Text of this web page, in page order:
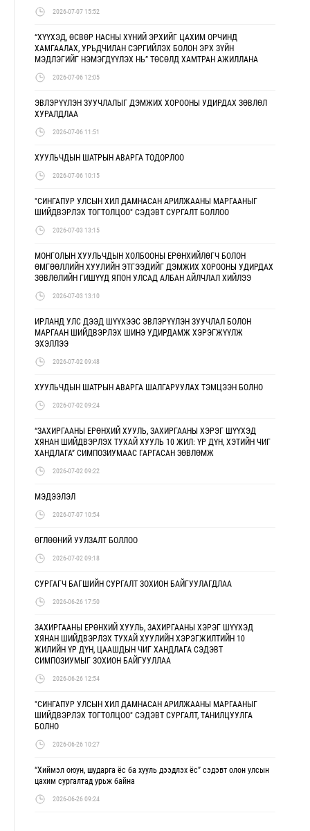
2026-07-07 15:52
“ХҮҮХЭД, ӨСВӨР НАСНЫ ХҮНИЙ ЭРХИЙГ ЦАХИМ ОРЧИНД
ХАМГААЛАХ, УРЬДЧИЛАН СЭРГИЙЛЭХ БОЛОН ЭРХ ЗҮЙН
МЭДЛЭГИЙГ НЭМЭГДҮҮЛЭХ НЬ” ТӨСӨЛД ХАМТРАН АЖИЛЛАНА
2026-07-06 12:05
ЭВЛЭРҮҮЛЭН ЗУУЧЛАЛЫГ ДЭМЖИХ ХОРООНЫ УДИРДАХ ЗӨВЛӨЛ
ХУРАЛДЛАА
2026-07-06 11:51
ХУУЛЬЧДЫН ШАТРЫН АВАРГА ТОДОРЛОО
2026-07-06 10:15
"СИНГАПУР УЛСЫН ХИЛ ДАМНАСАН АРИЛЖААНЫ МАРГААНЫГ
ШИЙДВЭРЛЭХ ТОГТОЛЦОО" СЭДЭВТ СУРГАЛТ БОЛЛОО
2026-07-03 13:15
МОНГОЛЫН ХУУЛЬЧДЫН ХОЛБООНЫ ЕРӨНХИЙЛӨГЧ БОЛОН
ӨМГӨӨЛЛИЙН ХУУЛИЙН ЭТГЭЭДИЙГ ДЭМЖИХ ХОРООНЫ УДИРДАХ
ЗӨВЛӨЛИЙН ГИШҮҮД ЯПОН УЛСАД АЛБАН АЙЛЧЛАЛ ХИЙЛЭЭ
2026-07-03 13:10
ИРЛАНД УЛС ДЭЭД ШҮҮХЭЭС ЭВЛЭРҮҮЛЭН ЗУУЧЛАЛ БОЛОН
МАРГААН ШИЙДВЭРЛЭХ ШИНЭ УДИРДАМЖ ХЭРЭГЖҮҮЛЖ
ЭХЭЛЛЭЭ
2026-07-02 09:48
ХУУЛЬЧДЫН ШАТРЫН АВАРГА ШАЛГАРУУЛАХ ТЭМЦЭЭН БОЛНО
2026-07-02 09:24
“ЗАХИРГААНЫ ЕРӨНХИЙ ХУУЛЬ, ЗАХИРГААНЫ ХЭРЭГ ШҮҮХЭД
ХЯНАН ШИЙДВЭРЛЭХ ТУХАЙ ХУУЛЬ 10 ЖИЛ: ҮР ДҮН, ХЭТИЙН ЧИГ
ХАНДЛАГА” СИМПОЗИУМААС ГАРГАСАН ЗӨВЛӨМЖ
2026-07-02 09:22
МЭДЭЭЛЭЛ
2026-07-07 10:54
ӨГЛӨӨНИЙ УУЛЗАЛТ БОЛЛОО
2026-07-02 09:18
СУРГАГЧ БАГШИЙН СУРГАЛТ ЗОХИОН БАЙГУУЛАГДЛАА
2026-06-26 17:50
ЗАХИРГААНЫ ЕРӨНХИЙ ХУУЛЬ, ЗАХИРГААНЫ ХЭРЭГ ШҮҮХЭД
ХЯНАН ШИЙДВЭРЛЭХ ТУХАЙ ХУУЛИЙН ХЭРЭГЖИЛТИЙН 10
ЖИЛИЙН ҮР ДҮН, ЦААШДЫН ЧИГ ХАНДЛАГА СЭДЭВТ
СИМПОЗИУМЫГ ЗОХИОН БАЙГУУЛЛАА
2026-06-26 12:54
"СИНГАПУР УЛСЫН ХИЛ ДАМНАСАН АРИЛЖААНЫ МАРГААНЫГ
ШИЙДВЭРЛЭХ ТОГТОЛЦОО" СЭДЭВТ СУРГАЛТ, ТАНИЛЦУУЛГА
БОЛНО
2026-06-26 10:27
“Хиймэл оюун, шударга ёс ба хууль дээдлэх ёс” сэдэвт олон улсын
цахим сургалтад урьж байна
2026-06-26 09:24